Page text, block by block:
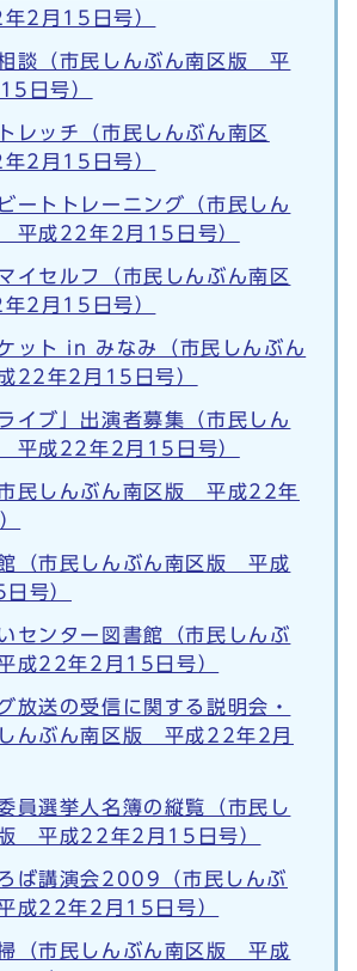
2月15日号）
談（市民しんぶん南区版 平
日号）
レッチ（市民しんぶん南区
2月15日号）
ートトレーニング（市民しん
平成22年2月15日号）
イセルフ（市民しんぶん南区
2月15日号）
ット in みなみ（市民しんぶん
22年2月15日号）
イブ」出演者募集（市民しん
平成22年2月15日号）
民しんぶん南区版 平成22年
（市民しんぶん南区版 平成
号）
センター図書館（市民しんぶ
成22年2月15日号）
放送の受信に関する説明会・
んぶん南区版 平成22年2月
員選挙人名簿の縦覧（市民し
平成22年2月15日号）
ば講演会2009（市民しんぶ
成22年2月15日号）
（市民しんぶん南区版 平成